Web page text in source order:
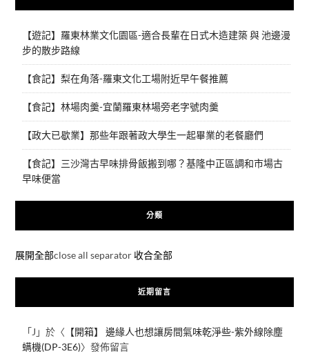
【遊記】羅東林業文化園區-適合長輩在日式木造建築 與 池邊漫
步的散步路線
【食記】梨在角落-羅東文化工場附近早午餐推薦
【食記】林場肉羹-宜蘭羅東林場旁老字號肉羹
【政大已歇業】那些年跟著政大學生一起畢業的老餐廳們
【食記】三沙灣古早味排骨飯搬到哪？基隆中正區調和市場古
早味便當
分類
展開全部close all separator 收合全部
近期留言
「J 」於〈 【開箱】 邊緣人也想讓房間氣味乾淨些-紫外線除塵
螨機(DP-3E6)〉發佈留言